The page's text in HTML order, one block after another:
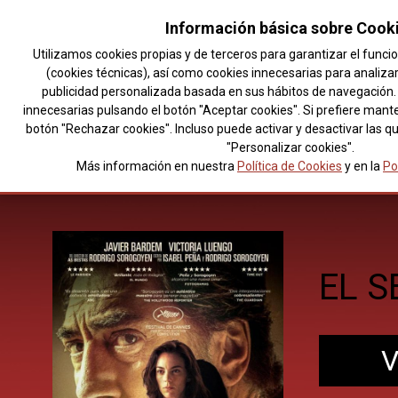
LA
EL
EL
EL
LA
Información básica sobre
Utilizamos cookies propias y de terceros para garantizar el
(cookies técnicas), así como cookies innecesarias para
publicidad personalizada basada en sus hábitos de
innecesarias pulsando el botón "Aceptar cookies". Si prefiere
botón "Rechazar cookies". Incluso puede activar y desactivar las
"Personalizar cookies".
Más información en nuestra Política de Cookies y en la